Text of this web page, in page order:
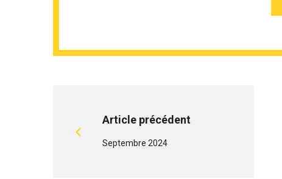
Article précédent
Septembre 2024